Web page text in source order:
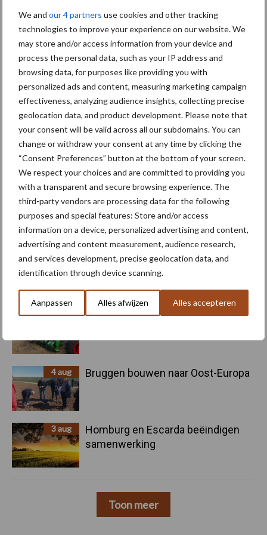
We and our 4 partners use cookies and other tracking
technologies to improve your experience on our website. We
may store and/or access information from your device and
process the personal data, such as your IP address and
browsing data, for purposes like providing you with
personalized ads and content, measuring marketing campaign
effectiveness, analyzing audience insights, collecting precise
geolocation data, and product development. Please note that
your consent will be valid across all our subdomains. You can
change or withdraw your consent at any time by clicking the
“Consent Preferences” button at the bottom of your screen.
We respect your choices and are committed to providing you
with a transparent and secure browsing experience. The
third-party vendors are processing data for the following
purposes and special features: Store and/or access
information on a device, personalized advertising and content,
advertising and content measurement, audience research,
and services development, precise geolocation data, and
identification through device scanning.
Aanpassen Alles afwijzen Alles accepteren
Primaire
Sidebar
Recent nieuws Partner nieuws
6 aug
"Hoge verwachtingen van schijven
voor kouters"
5 aug
Oogst biologische aardappelen in
volle gang
5 aug
Nieuwe compacte gedragen
4 aug Bruggen bouwen naar Oost-Europa
3 aug
Homburg en Escarda beëindigen
samenwerking
Toon meer
Biodiversiteit
Biologische
akkerbouw
Toon meer